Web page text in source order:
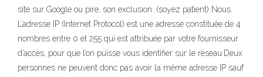
site sur Google ou pire, son exclusion. (soyez patient) Nous
L’adresse IP (Internet Protocol) est une adresse constituée de 4
nombres entre 0 et 255 qui est attribuée par votre fournisseur
d’accès, pour que l’on puisse vous identifier sur le réseau.Deux
personnes ne peuvent donc pas avoir la même adresse IP sauf